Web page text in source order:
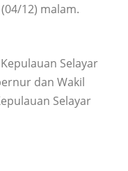
12) malam.
Selayar
dan Wakil
Selayar